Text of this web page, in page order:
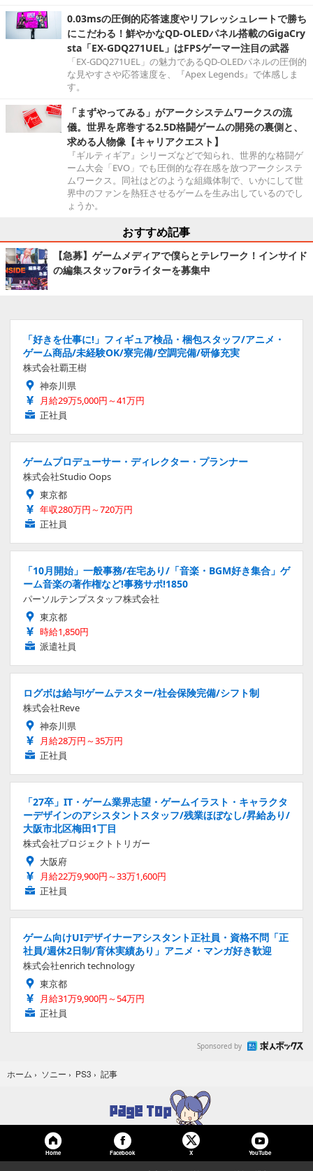
0.03msの圧倒的応答速度やリフレッシュレートで勝ち
にこだわる！鮮やかなQD-OLEDパネル搭載のGigaCry
sta「EX-GDQ271UEL」はFPSゲーマー注目の武器
「EX-GDQ271UEL」の魅力であるQD-OLEDパネルの圧倒的
な見やすさや応答速度を、『Apex Legends』で体感しま
す。
「まずやってみる」がアークシステムワークスの流
儀。世界を席巻する2.5D格闘ゲームの開発の裏側と、
求める人物像【キャリアクエスト】
『ギルティギア』シリーズなどで知られ、世界的な格闘ゲ
ーム大会「EVO」でも圧倒的な存在感を放つアークシステ
ムワークス。同社はどのような組織体制で、いかにして世
界中のファンを熱狂させるゲームを生み出しているのでし
ょうか。
おすすめ記事
【急募】ゲームメディアで僕らとテレワーク！インサイド
の編集スタッフorライターを募集中
「好きを仕事に!」フィギュア検品・梱包スタッフ/アニメ・
ゲーム商品/未経験OK/寮完備/空調完備/研修充実
株式会社覇王樹
神奈川県
月給29万5,000円～41万円
正社員
ゲームプロデューサー・ディレクター・プランナー
株式会社Studio Oops
東京都
年収280万円～720万円
正社員
「10月開始」一般事務/在宅あり/「音楽・BGM好き集合」ゲ
ーム音楽の著作権など!事務サポ!1850
パーソルテンプスタッフ株式会社
東京都
時給1,850円
派遣社員
ログボは給与!ゲームテスター/社会保険完備/シフト制
株式会社Reve
神奈川県
月給28万円～35万円
正社員
「27卒」IT・ゲーム業界志望・ゲームイラスト・キャラクタ
ーデザインのアシスタントスタッフ/残業ほぼなし/昇給あり/
大阪市北区梅田1丁目
株式会社プロジェクトトリガー
大阪府
月給22万9,900円～33万1,600円
正社員
ゲーム向けUIデザイナーアシスタント正社員・資格不問「正
社員/週休2日制/育休実績あり」アニメ・マンガ好き歓迎
株式会社enrich technology
東京都
月給31万9,900円～54万円
正社員
Sponsored by
ホーム › ソニー › PS3 › 記事
Home Facebook X YouTube